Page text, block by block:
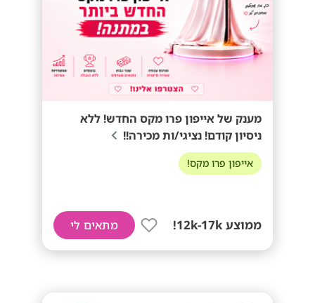
מענק של אייפון פרו מקס החדש! ללא
ניסיון קודם! נציגי/ות מכירה!!
אייפון פרו מקס!
ממוצע 12k-17k! מתאים לי